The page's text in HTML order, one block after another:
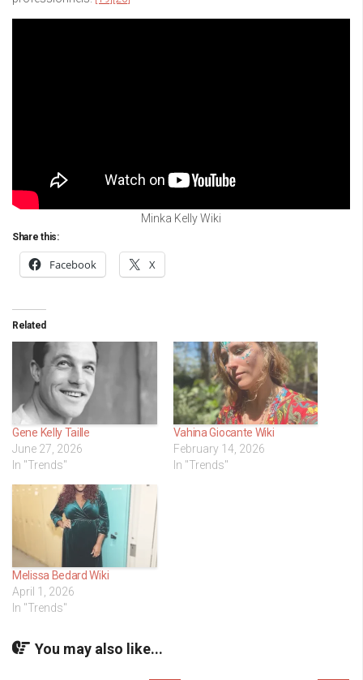
Minka Kelly Wiki
Share this:
Facebook X
Related
Gene Kelly Taille
June 27, 2026
In "Trends"
Vahina Giocante Wiki
February 14, 2026
In "Trends"
Melissa Bedard Wiki
April 1, 2026
In "Trends"
You may also like...